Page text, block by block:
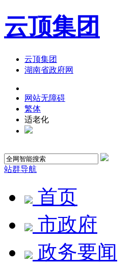
云顶集团
云顶集团
湖南省政府网
网站无障碍
繁体
适老化
站群导航
首页
市政府
政务要闻